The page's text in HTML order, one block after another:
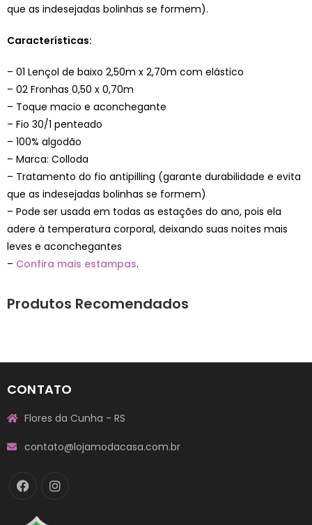
que as indesejadas bolinhas se formem).
Características:
– 01 Lençol de baixo 2,50m x 2,70m com elástico
– 02 Fronhas 0,50 x 0,70m
– Toque macio e aconchegante
– Fio 30/1 penteado
– 100% algodão
– Marca: Colloda
– Tratamento do fio antipilling (garante durabilidade e evita
que as indesejadas bolinhas se formem)
– Pode ser usada em todas as estações do ano, pois ela
adere à temperatura corporal, deixando suas noites mais
leves e aconchegantes
– Confira mais estampas.
Produtos Recomendados
CONTATO
Flores da Cunha - RS
contato@lojamodacasa.com.br